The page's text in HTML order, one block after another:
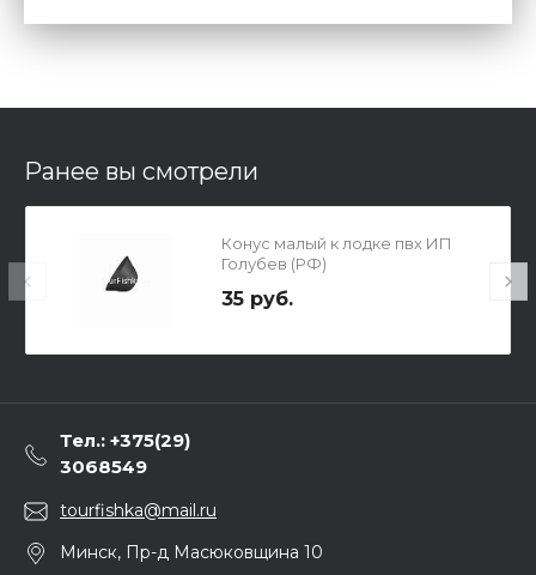
Ранее вы смотрели
Конус малый к лодке пвх ИП
Голубев (РФ)
35 руб.
Тел.: +375(29)
3068549
tourfishka@mail.ru
Минск, Пр-д Масюковщина 10